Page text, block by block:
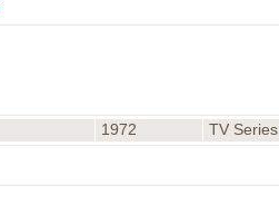
1972 TV Series